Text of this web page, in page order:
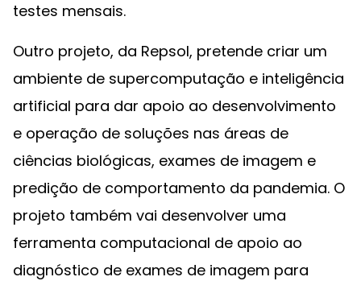
testes mensais.
Outro projeto, da Repsol, pretende criar um
ambiente de supercomputação e inteligência
artificial para dar apoio ao desenvolvimento
e operação de soluções nas áreas de
ciências biológicas, exames de imagem e
predição de comportamento da pandemia. O
projeto também vai desenvolver uma
ferramenta computacional de apoio ao
diagnóstico de exames de imagem para